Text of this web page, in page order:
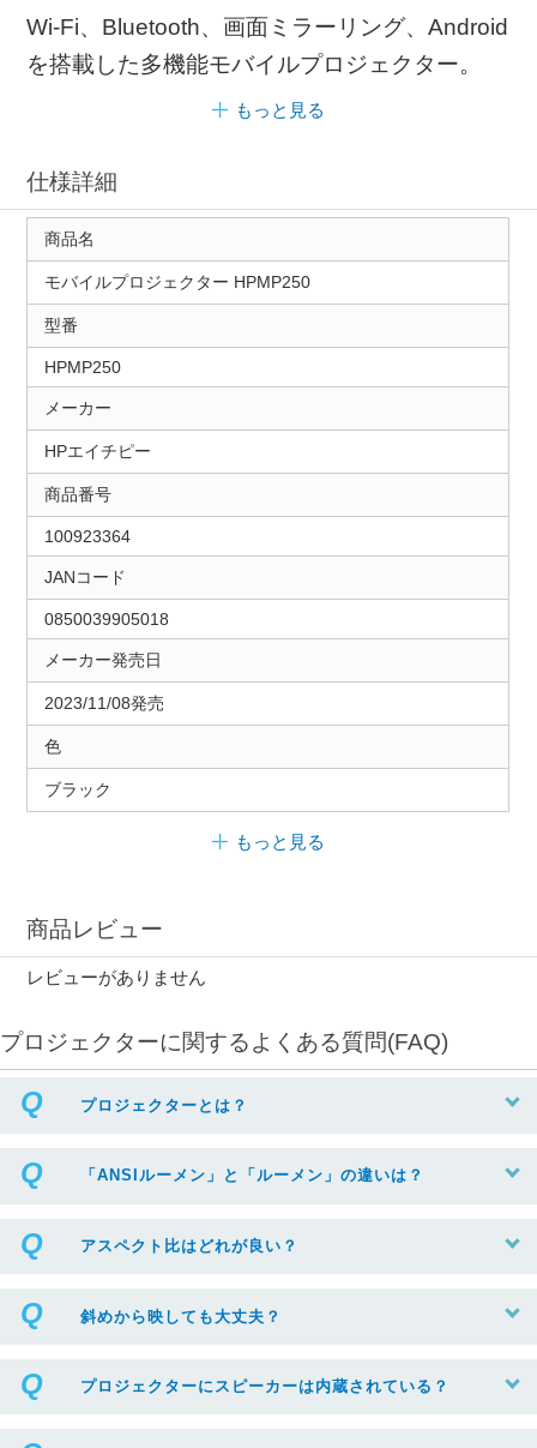
Wi-Fi、Bluetooth、画面ミラーリング、Android
を搭載した多機能モバイルプロジェクター。
もっと見る
仕様詳細
商品名
モバイルプロジェクター HPMP250
型番
HPMP250
メーカー
HPエイチピー
商品番号
100923364
JANコード
0850039905018
メーカー発売日
2023/11/08発売
色
ブラック
もっと見る
商品レビュー
レビューがありません
プロジェクターに関するよくある質問(FAQ)
プロジェクターとは？
「ANSIルーメン」と「ルーメン」の違いは？
アスペクト比はどれが良い？
斜めから映しても大丈夫？
プロジェクターにスピーカーは内蔵されている？